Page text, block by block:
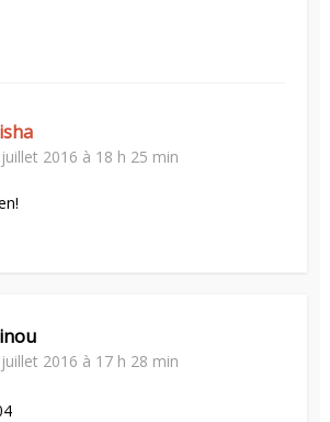
2016 à 18 h 25 min
2016 à 17 h 28 min